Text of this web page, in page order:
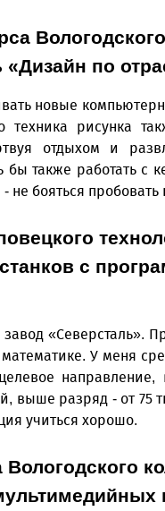
«Дизайн по
новые
рисунка
отдыхом и
также работать с
не бояться пробовать
с
«Северсталь».
У меня
направление,
выше разряд - от 75
учиться хорошо.